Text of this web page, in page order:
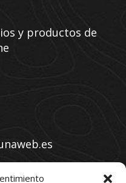
y productos de